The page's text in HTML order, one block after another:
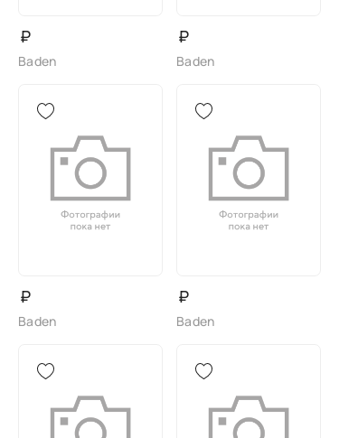
₽
Baden
₽
Baden
₽
Baden
₽
Baden